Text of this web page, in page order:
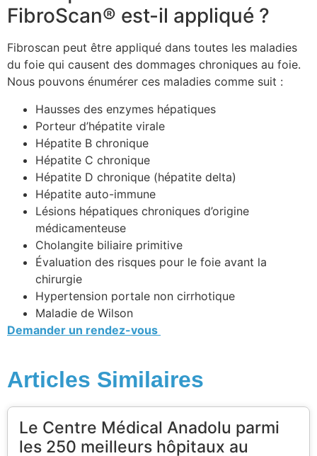
FibroScan® est-il appliqué ?
Fibroscan peut être appliqué dans toutes les maladies
du foie qui causent des dommages chroniques au foie.
Nous pouvons énumérer ces maladies comme suit :
Hausses des enzymes hépatiques
Porteur d’hépatite virale
Hépatite B chronique
Hépatite C chronique
Hépatite D chronique (hépatite delta)
Hépatite auto-immune
Lésions hépatiques chroniques d’origine
médicamenteuse
Cholangite biliaire primitive
Évaluation des risques pour le foie avant la
chirurgie
Hypertension portale non cirrhotique
Maladie de Wilson
Demander un rendez-vous
Articles Similaires
Le Centre Médical Anadolu parmi
les 250 meilleurs hôpitaux au